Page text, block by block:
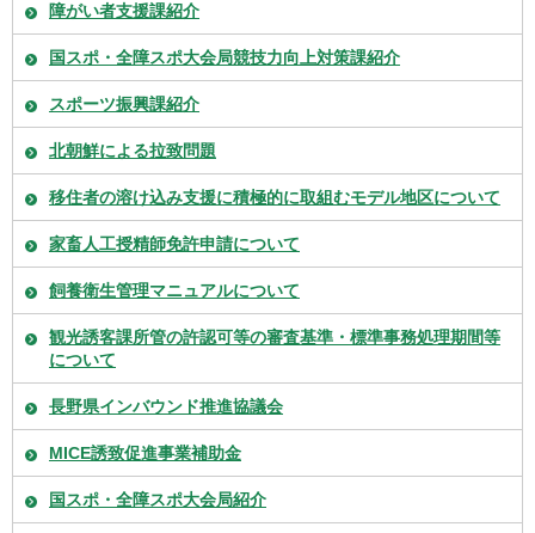
障がい者支援課紹介
国スポ・全障スポ大会局競技力向上対策課紹介
スポーツ振興課紹介
北朝鮮による拉致問題
移住者の溶け込み支援に積極的に取組むモデル地区について
家畜人工授精師免許申請について
飼養衛生管理マニュアルについて
観光誘客課所管の許認可等の審査基準・標準事務処理期間等
について
長野県インバウンド推進協議会
MICE誘致促進事業補助金
国スポ・全障スポ大会局紹介